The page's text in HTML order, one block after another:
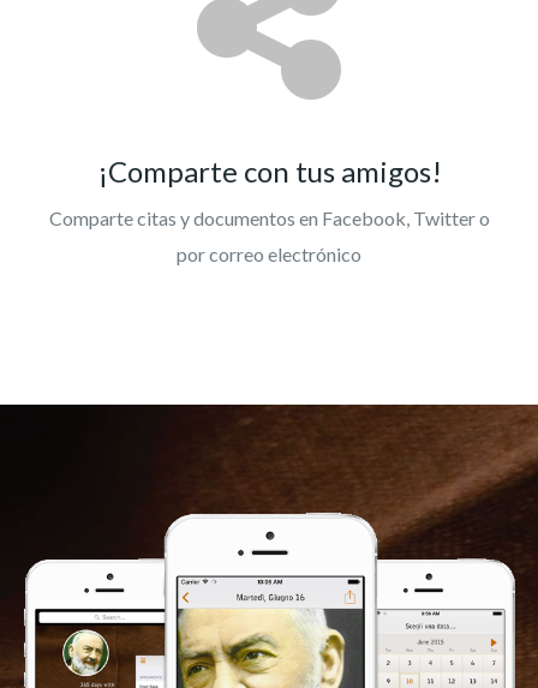
¡Comparte con tus amigos!
Comparte citas y documentos en Facebook, Twitter o
por correo electrónico